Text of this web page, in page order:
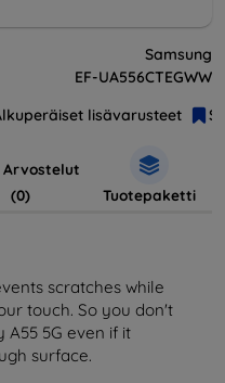
Samsung
EF-UA556CTEGWW
lisävarusteet
Arvostelut
(0)
Tuotepaketti
scratches while
touch. So you don't
5G even if it
surface.